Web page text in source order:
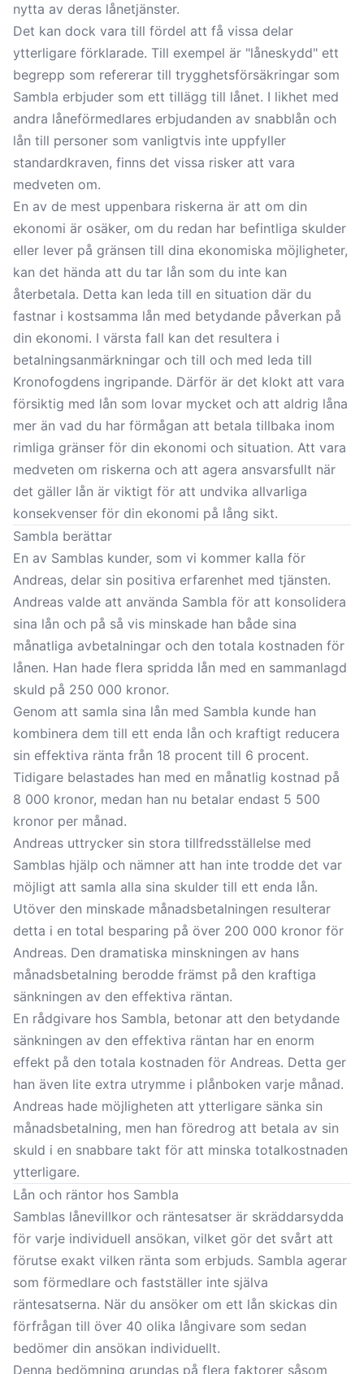
nytta av deras lånetjänster.
Det kan dock vara till fördel att få vissa delar
ytterligare förklarade. Till exempel är "låneskydd" ett
begrepp som refererar till trygghetsförsäkringar som
Sambla erbjuder som ett tillägg till lånet. I likhet med
andra låneförmedlares erbjudanden av snabblån och
lån till personer som vanligtvis inte uppfyller
standardkraven, finns det vissa risker att vara
medveten om.
En av de mest uppenbara riskerna är att om din
ekonomi är osäker, om du redan har befintliga skulder
eller lever på gränsen till dina ekonomiska möjligheter,
kan det hända att du tar lån som du inte kan
återbetala. Detta kan leda till en situation där du
fastnar i kostsamma lån med betydande påverkan på
din ekonomi. I värsta fall kan det resultera i
betalningsanmärkningar och till och med leda till
Kronofogdens ingripande. Därför är det klokt att vara
försiktig med lån som lovar mycket och att aldrig låna
mer än vad du har förmågan att betala tillbaka inom
rimliga gränser för din ekonomi och situation. Att vara
medveten om riskerna och att agera ansvarsfullt när
det gäller lån är viktigt för att undvika allvarliga
konsekvenser för din ekonomi på lång sikt.
Sambla berättar
En av Samblas kunder, som vi kommer kalla för
Andreas, delar sin positiva erfarenhet med tjänsten.
Andreas valde att använda Sambla för att konsolidera
sina lån och på så vis minskade han både sina
månatliga avbetalningar och den totala kostnaden för
lånen. Han hade flera spridda lån med en sammanlagd
skuld på 250 000 kronor.
Genom att samla sina lån med Sambla kunde han
kombinera dem till ett enda lån och kraftigt reducera
sin effektiva ränta från 18 procent till 6 procent.
Tidigare belastades han med en månatlig kostnad på
8 000 kronor, medan han nu betalar endast 5 500
kronor per månad.
Andreas uttrycker sin stora tillfredsställelse med
Samblas hjälp och nämner att han inte trodde det var
möjligt att samla alla sina skulder till ett enda lån.
Utöver den minskade månadsbetalningen resulterar
detta i en total besparing på över 200 000 kronor för
Andreas. Den dramatiska minskningen av hans
månadsbetalning berodde främst på den kraftiga
sänkningen av den effektiva räntan.
En rådgivare hos Sambla, betonar att den betydande
sänkningen av den effektiva räntan har en enorm
effekt på den totala kostnaden för Andreas. Detta ger
han även lite extra utrymme i plånboken varje månad.
Andreas hade möjligheten att ytterligare sänka sin
månadsbetalning, men han föredrog att betala av sin
skuld i en snabbare takt för att minska totalkostnaden
ytterligare.
Lån och räntor hos Sambla
Samblas lånevillkor och räntesatser är skräddarsydda
för varje individuell ansökan, vilket gör det svårt att
förutse exakt vilken ränta som erbjuds. Sambla agerar
som förmedlare och fastställer inte själva
räntesatserna. När du ansöker om ett lån skickas din
förfrågan till över 40 olika långivare som sedan
bedömer din ansökan individuellt.
Denna bedömning grundas på flera faktorer såsom